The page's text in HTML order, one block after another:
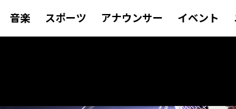
音楽 スポーツ アナウンサー イベント